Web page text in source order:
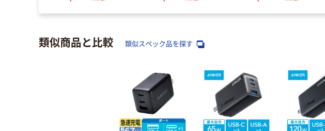
類似商品と比較 類似スペック品を探す